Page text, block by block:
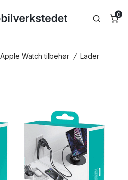
Search
0
Apple Watch tilbehør / Lader